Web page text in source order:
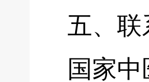
五、联
国家中